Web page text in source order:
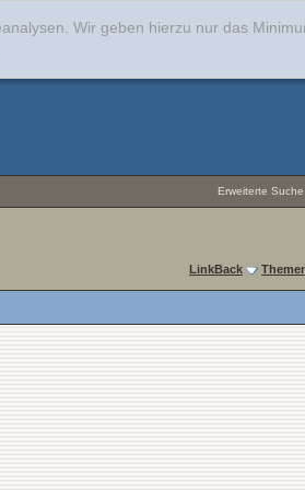
Wir geben hierzu nur das
Erweiterte Suche
LinkBack